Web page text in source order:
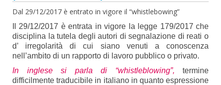
Dal 29/12/2017 è entrato in vigore il “whistlebowing”
Il 29/12/2017 è entrata in vigore la legge 179/2017 che
disciplina la tutela degli autori di segnalazione di reati o
d’ irregolarità di cui siano venuti a conoscenza
nell’ambito di un rapporto di lavoro pubblico o privato.
In inglese si parla di “whistleblowing”, termine
difficilmente traducibile in italiano in quanto espressione